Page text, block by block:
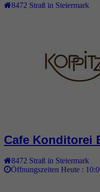
8472 Straß in Steiermark
Cafe Konditorei
8472 Straß in Steiermark
Öffnungszeiten Heute :